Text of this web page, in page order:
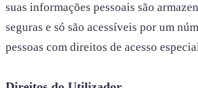
suas informações pessoais são
seguras e só são acessíveis por um
pessoas com direitos de acesso